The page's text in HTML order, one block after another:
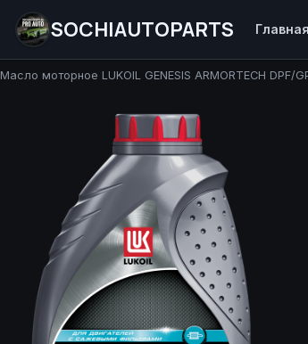
SOCHIAUTOPARTS Главная
Масло моторное LUKOIL GENESIS ARMORTECH DPF/